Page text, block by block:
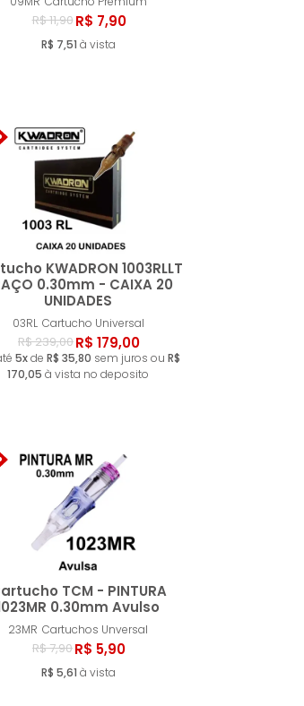
R$ 11,90R$ 7,90
R$ 7,51 à vista
Comprar
KWADRON 1003RLLT
0.30mm - CAIXA 20
UNIDADES
03RL Cartucho Universal
R$ 239,00R$ 179,00
5xde R$ 35,80 sem juros ou R$
170,05 à vista no deposito
Comprar
TCM - PINTURA
0.30mm Avulso
23MR Cartuchos Unversal
R$ 7,90R$ 5,90
R$ 5,61 à vista
Comprar